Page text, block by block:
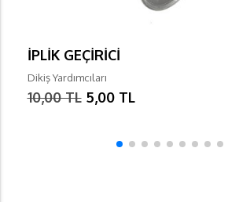
İPLİK GEÇİRİCİ
Dikiş Yardımcıları
10,00 TL 5,00 TL